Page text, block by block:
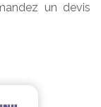
un devis